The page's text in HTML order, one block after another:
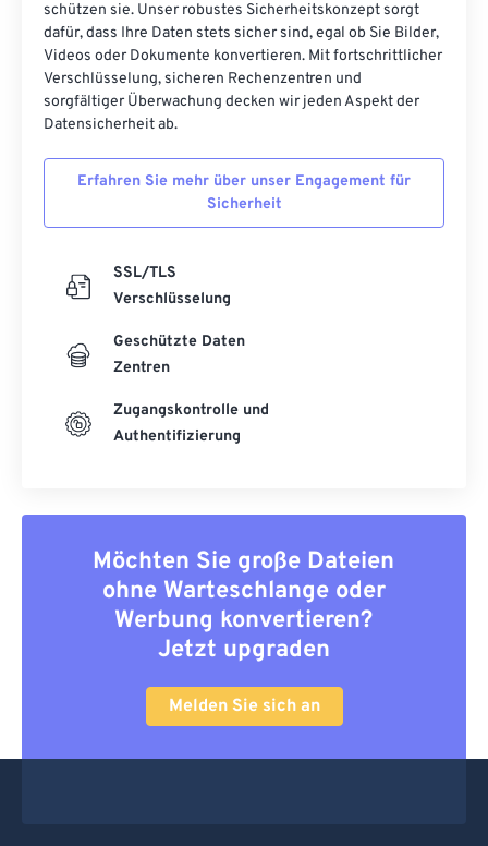
schützen sie. Unser robustes Sicherheitskonzept sorgt
dafür, dass Ihre Daten stets sicher sind, egal ob Sie Bilder,
Videos oder Dokumente konvertieren. Mit fortschrittlicher
Verschlüsselung, sicheren Rechenzentren und
sorgfältiger Überwachung decken wir jeden Aspekt der
Datensicherheit ab.
Erfahren Sie mehr über unser Engagement für
Sicherheit
SSL/TLS
Verschlüsselung
Geschützte Daten
Zentren
Zugangskontrolle und
Authentifizierung
Möchten Sie große Dateien
ohne Warteschlange oder
Werbung konvertieren?
Jetzt upgraden
Melden Sie sich an